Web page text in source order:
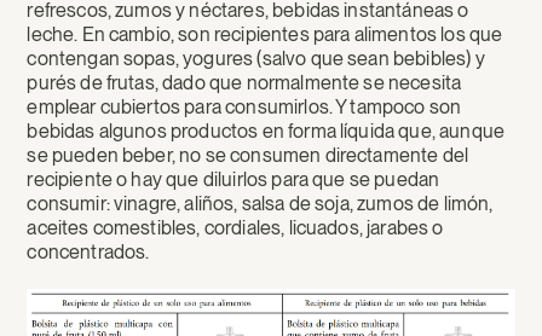
refrescos, zumos y néctares, bebidas instantáneas o
leche. En cambio, son recipientes para alimentos los que
contengan sopas, yogures (salvo que sean bebibles) y
purés de frutas, dado que normalmente se necesita
emplear cubiertos para consumirlos. Y tampoco son
bebidas algunos productos en forma líquida que, aunque
se pueden beber, no se consumen directamente del
recipiente o hay que diluirlos para que se puedan
consumir: vinagre, aliños, salsa de soja, zumos de limón,
aceites comestibles, cordiales, licuados, jarabes o
concentrados.